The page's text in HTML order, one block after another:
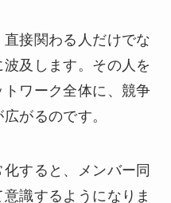
接関わる人だけでな
及します。その人を
ワーク全体に、競争
がるのです。
すると、メンバー同
識するようになりま